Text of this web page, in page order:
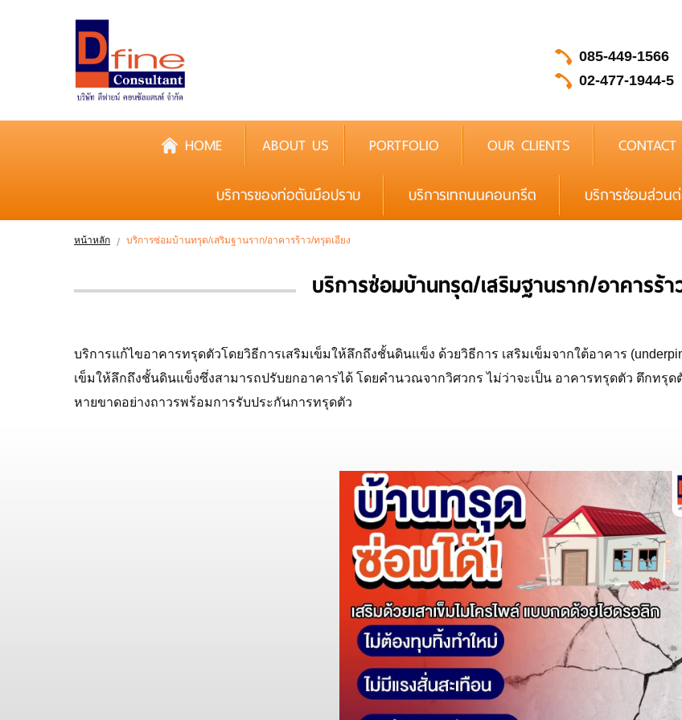
085-449-1566
02-477-1944-5
HOME ABOUT US PORTFOLIO OUR CLIENTS
บริการของท่อตันมือปราบ
บริการเทถนนคอนกรีต บริการซ่อมส่วน
หน้าหลัก บริการซ่อมบ้านทรุด/เสริมฐานราก/อาคารร้าว/ทรุดเอียง
บริการซ่อมบ้านทรุด/เสริมฐานราก/อาคารร้า
บริการแก้ไขอาคารทรุดตัวโดยวิธีการเสริมเข็มให้ลึกถึงชั้นดินแข็ง ด้วยวิธีการ เสริมเข็มจากใต้อาคาร
เข็มให้ลึกถึงชั้นดินแข็งซึ่งสามารถปรับยกอาคารได้ โดยคำนวณจากวิศวกร ไม่ว่าจะเป็น อาคารทรุดตัว ตึกทรุด
หายขาดอย่างถาวรพร้อมการรับประกันการทรุดตัว